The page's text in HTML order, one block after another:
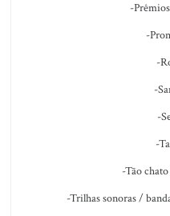
-
-
-
-
-
-
-Tão
-Trilhas sonoras /